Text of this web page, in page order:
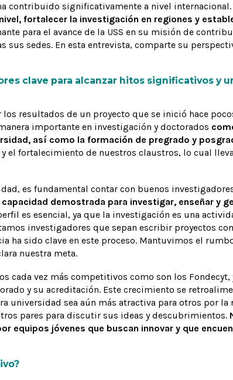
contribuido significativamente a nivel internacional.
fortalecer la investigación en regiones y
para el avance de la USS en su misión de
sus sedes. En esta entrevista, comparte su
clave para alcanzar hitos significativos y
los resultados de un proyecto que se inició hace
importante en investigación y doctorados
así como la formación de pregrado y
el fortalecimiento de nuestros claustros, lo cual
es fundamental contar con buenos
demostrada para investigar, enseñar y
es esencial, ya que la investigación es una
investigadores que sepan escribir proyectos
ha sido clave en este proceso. Mantuvimos el
nuestra meta.
cada vez más competitivos como son los
y su acreditación. Este crecimiento se
universidad sea aún más atractiva para otros por la
pares para discutir sus ideas y descubrimientos.
equipos jóvenes que buscan innovar y que